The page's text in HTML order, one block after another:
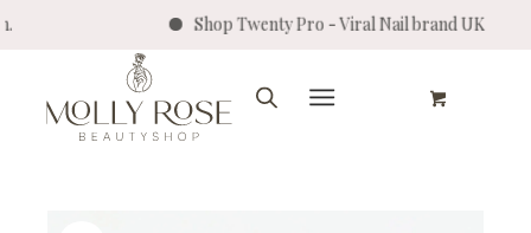
Shop Twenty Pro - Viral Nail